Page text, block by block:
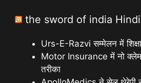
the sword of india
Urs-E-Razvi सम्मेलन में
Motor Insurance में नो
तरीका